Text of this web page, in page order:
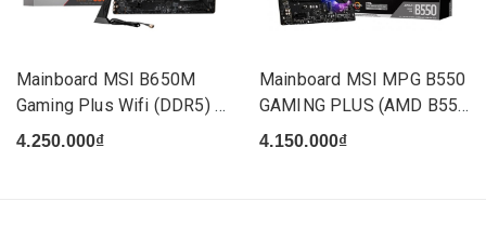
Mainboard MSI B650M
Gaming Plus Wifi (DDR5) -
(...
4.250.000₫
Mainboard MSI MPG B550
GAMING PLUS (AMD B550
So...
4.150.000₫